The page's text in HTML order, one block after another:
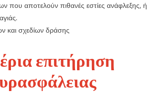
που αποτελούν πιθανές εστίες ανάφλεξης, ή
και σχεδίων δράσης
επιτήρηση